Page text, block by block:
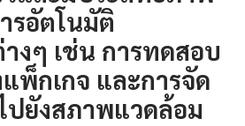
รอัตโนมัติ
งๆ เช่น การทดสอบ
พ็กเกจ และการจัด
ปยังสภาพแวดล้อม